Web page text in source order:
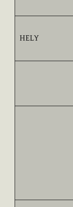
HELY